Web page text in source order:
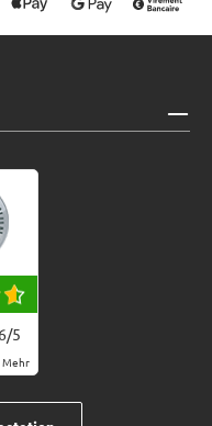
/5
Mehr